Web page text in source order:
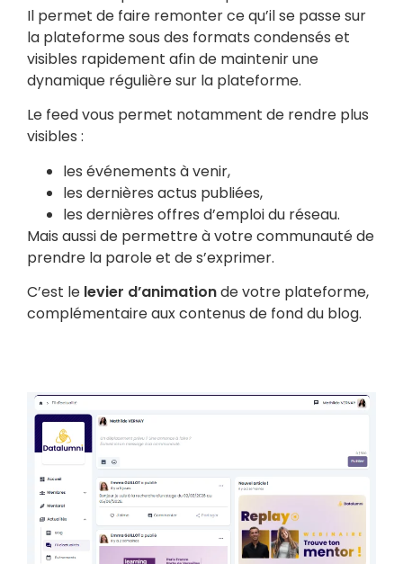
Il permet de faire remonter ce qu’il se passe sur
la plateforme sous des formats condensés et
visibles rapidement afin de maintenir une
dynamique régulière sur la plateforme.
Le feed vous permet notamment de rendre plus
visibles :
les événements à venir,
les dernières actus publiées,
les dernières offres d’emploi du réseau.
Mais aussi de permettre à votre communauté de
prendre la parole et de s’exprimer.
C’est le levier d’animationde votre plateforme,
complémentaire aux contenus de fond du blog.